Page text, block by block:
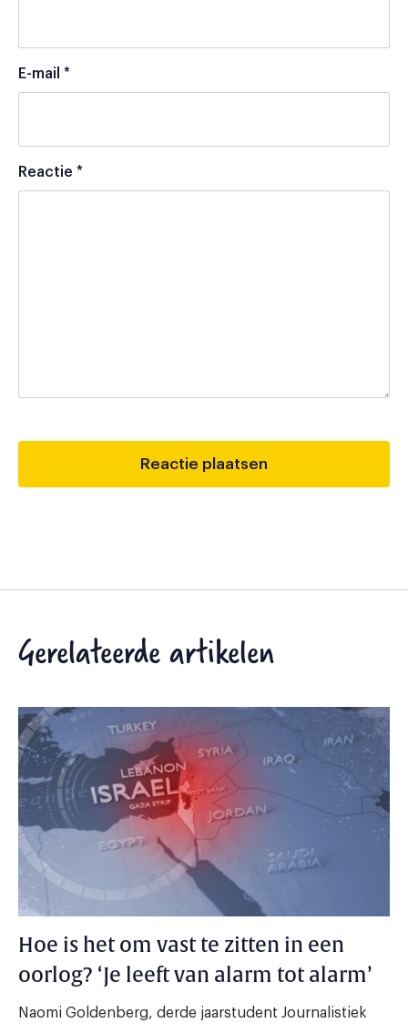
E-mail *
Reactie *
Gerelateerde artikelen
Hoe is het om vast te zitten in een
oorlog? ‘Je leeft van alarm tot alarm’
Naomi Goldenberg, derde jaarstudent Journalistiek